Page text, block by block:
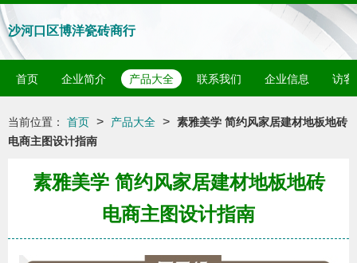
沙河口区博洋瓷砖商行
首页 企业简介 产品大全 联系我们 企业信息 访客
当前位置： 首页 > 产品大全 > 素雅美学 简约风家居建材地板地砖
电商主图设计指南
素雅美学 简约风家居建材地板地砖
电商主图设计指南